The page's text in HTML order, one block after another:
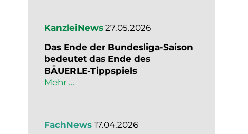
KanzleiNews 27.05.2026
Das Ende der Bundesliga-Saison
bedeutet das Ende des
BÄUERLE-Tippspiels
Mehr ...
FachNews 17.04.2026